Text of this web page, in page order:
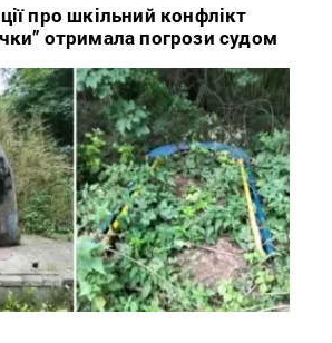
про шкільний конфлікт
отримала погрози судом